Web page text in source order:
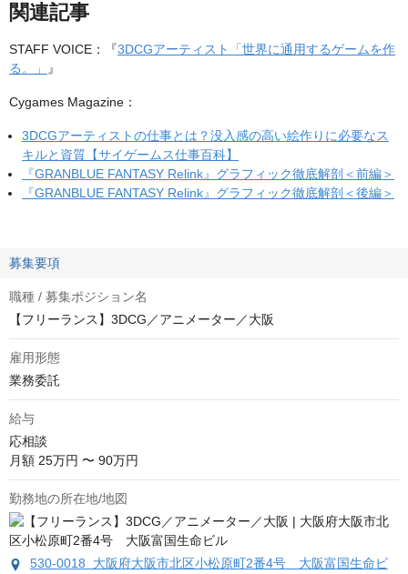
関連記事
STAFF VOICE：『3DCGアーティスト「世界に通用するゲームを作
る。」 』
Cygames Magazine：
3DCGアーティストの仕事とは？没入感の高い絵作りに必要なス
キルと資質【サイゲームス仕事百科】
『GRANBLUE FANTASY Relink』グラフィック徹底解剖＜前編＞
『GRANBLUE FANTASY Relink』グラフィック徹底解剖＜後編＞
募集要項
職種 / 募集ポジション名
【フリーランス】3DCG／アニメーター／大阪
雇用形態
業務委託
給与
応相談
月額 25万円 〜 90万円
勤務地の所在地/地図
530-0018 大阪府大阪市北区小松原町2番4号 大阪富国生命ビ